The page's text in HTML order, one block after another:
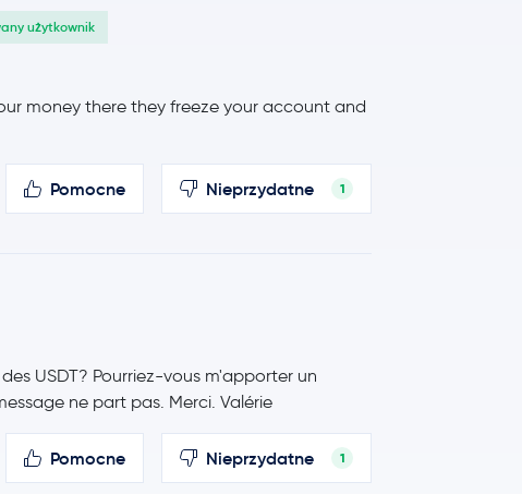
użytkownik
money there they freeze your account and
Pomocne Nieprzydatne 1
USDT? Pourriez-vous m'apporter un
ne part pas. Merci. Valérie
Pomocne Nieprzydatne 1